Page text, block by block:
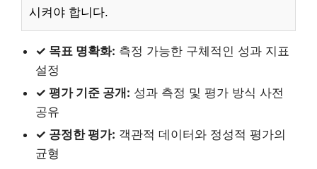
시켜야 합니다.
✓ 목표 명확화: 측정 가능한 구체적인 성과 지표
설정
✓ 평가 기준 공개: 성과 측정 및 평가 방식 사전
공유
✓ 공정한 평가: 객관적 데이터와 정성적 평가의
균형